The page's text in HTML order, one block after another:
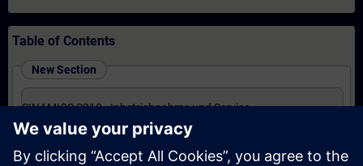
Table of Contents
New Section
SINAMICS S210 - Inbetriebnahme und Service
(Präsenz-Training)